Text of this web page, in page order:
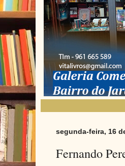
segunda-feira, 16
Fernando